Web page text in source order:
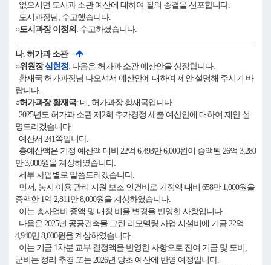
없으시면 도시과 소관 예산에 대하여 질의 종결을 선포합니다.
도시과장님, 수고했습니다.
○도시과장 이정의 : 수고하셨습니다.
나. 허가과 소관
○위원장심현정: 다음은 허가과 소관 예산안을 상정합니다.
황재국 허가과장님 나오셔서 예산안에 대하여 제안 설명해 주시기 바
랍니다.
○허가과장 황재국: 네, 허가과장 황재국입니다.
2025년도 허가과 소관 제2회 추가경정 세출 예산안에 대하여 제안 설
명드리겠습니다.
예산서 241쪽입니다.
총예산액은 기정 예산액 대비 22억 6,493만 6,000원이 증액된 26억 3,280
만 3,000원을 계상하였습니다.
세부 사업별로 말씀드리겠습니다.
먼저, 농지 이용 관리 지원 보조 인건비로 기정액 대비 658만 1,000원을
증액한 1억 2,811만 8,000원을 계상하였습니다.
이는 총사업비 증액 및 매칭 비율 변경을 반영한 사항입니다.
다음은 2025년 공공건축물 그린 리모델링 사업 시설비에 기금 22억
4,940만 8,000원을 계상하였습니다.
이는 기금 1차분 교부 결정액을 반영한 사항으로 잔여 기금 및 도비,
군비는 정리 추경 또는 2026년 당초 예산에 반영 예정입니다.